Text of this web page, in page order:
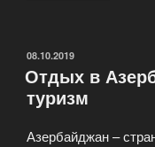
ОПУБЛИКОВАНО
08.10.2019
Отдых в
туризм
Азербайджан –